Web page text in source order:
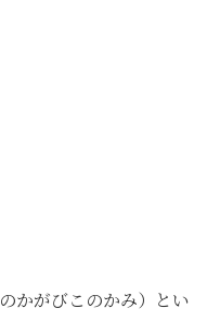
かがびこのかみ）とい